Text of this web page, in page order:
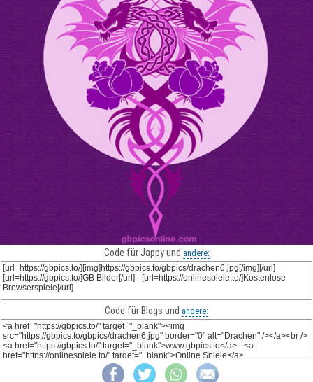
Code für Jappy und andere:
Code für Blogs und andere: